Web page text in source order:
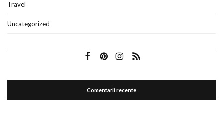
Travel
Uncategorized
Comentarii recente